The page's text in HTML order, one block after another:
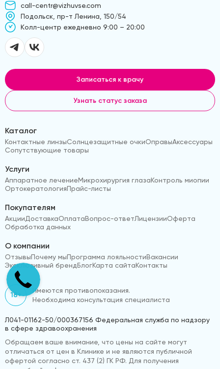
call-centr@vizhuvse.com
Подольск, пр-т Ленина, 150/54
Kолл-центр ежедневно 9:00 – 20:00
Записаться к врачу
Узнать статус заказа
Каталог
Контактные линзыСолнцезащитные очкиОправыАксессуары
Сопутствующие товары
Услуги
Аппаратное лечениеМикрохирургия глазаКонтроль миопии
ОртокератологияПрайс-листы
Покупателям
АкцииДоставкаОплатаВопрос-ответЛицензииОферта
Обработка данных
О компании
ОтзывыПочему мыПрограмма лояльностиВакансии
Эксклюзивный брендБлогКарта сайтаКонтакты
18+
Имеются противопоказания.
Необходима консультация специалиста
Л041-01162-50/000367156 Федеральная служба по надзору
в сфере здравоохранения
Обращаем ваше внимание, что цены на сайте могут
отличаться от цен в Клинике и не являются публичной
офертой согласно ст. 437 (2) ГК РФ. Для получения